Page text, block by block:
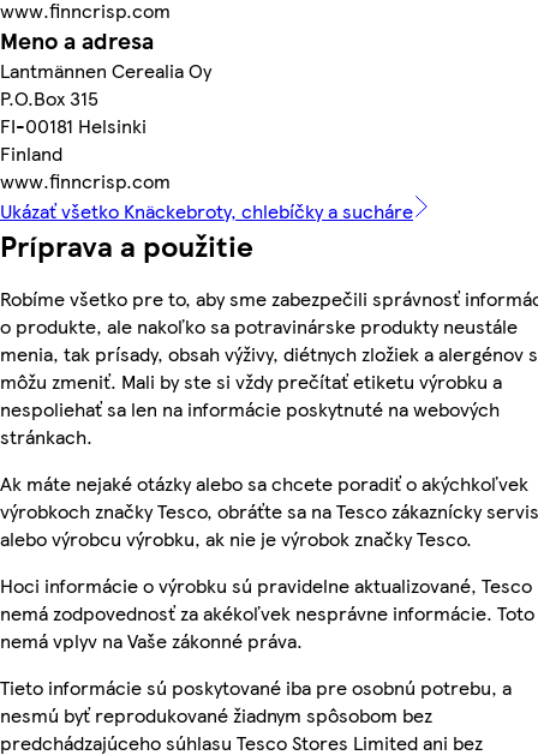
www.finncrisp.com
Meno a adresa
Lantmännen Cerealia Oy
P.O.Box 315
FI-00181 Helsinki
Finland
www.finncrisp.com
Ukázať všetko Knäckebroty, chlebíčky a sucháre
Príprava a použitie
Robíme všetko pre to, aby sme zabezpečili správnosť
o produkte, ale nakoľko sa potravinárske produkty neustále
menia, tak prísady, obsah výživy, diétnych zložiek a alergénov
môžu zmeniť. Mali by ste si vždy prečítať etiketu výrobku a
nespoliehať sa len na informácie poskytnuté na webových
stránkach.
Ak máte nejaké otázky alebo sa chcete poradiť o akýchkoľvek
výrobkoch značky Tesco, obráťte sa na Tesco zákaznícky
alebo výrobcu výrobku, ak nie je výrobok značky Tesco.
Hoci informácie o výrobku sú pravidelne aktualizované, Tesco
nemá zodpovednosť za akékoľvek nesprávne informácie. Toto
nemá vplyv na Vaše zákonné práva.
Tieto informácie sú poskytované iba pre osobnú potrebu, a
nesmú byť reprodukované žiadnym spôsobom bez
predchádzajúceho súhlasu Tesco Stores Limited ani bez